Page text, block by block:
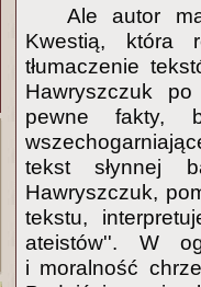
Ale autor
Kwestią, która
tłumaczenie
Hawryszczuk
pewne fakty,
tekst słynnej
Hawryszczuk,
tekstu,
ateistów''. W
i moralność